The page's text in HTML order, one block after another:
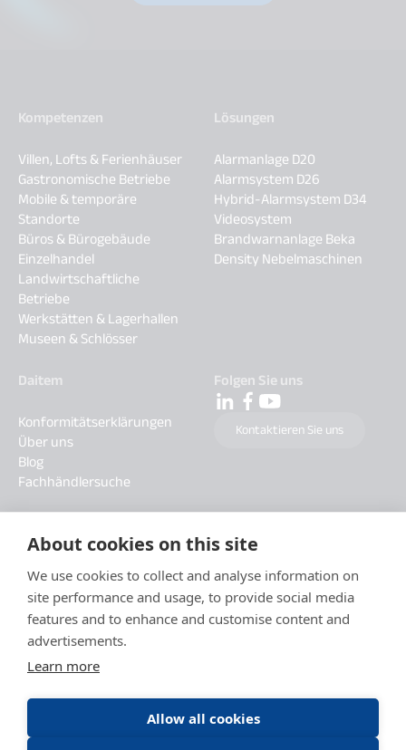
About cookies on this site
We use cookies to collect and analyse information on
site performance and usage, to provide social media
features and to enhance and customise content and
advertisements.
Learn more
Allow all cookies
Kompetenzen
Villen, Lofts & Ferienhäuser
Gastronomische Betriebe
Mobile & temporäre
Standorte
Büros & Bürogebäude
Einzelhandel
Landwirtschaftliche
Betriebe
Werkstätten & Lagerhallen
Museen & Schlösser
Lösungen
Alarmanlage D20
Alarmsystem D26
Hybrid-Alarmsystem D34
Videosystem
Brandwarnanlage Beka
Density Nebelmaschinen
Daitem
Konformitätserklärungen
Über uns
Blog
Fachhändlersuche
Folgen Sie uns
Kontaktieren Sie uns